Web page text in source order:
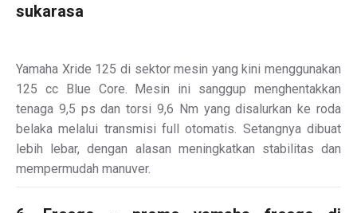
sukarasa
Yamaha Xride 125 di sektor mesin yang kini menggunakan
125 cc Blue Core. Mesin ini sanggup menghentakkan
tenaga 9,5 ps dan torsi 9,6 Nm yang disalurkan ke roda
belaka melalui transmisi full otomatis. Setangnya dibuat
lebih lebar, dengan alasan meningkatkan stabilitas dan
mempermudah manuver.